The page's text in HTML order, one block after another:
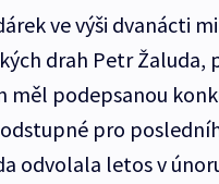
ve výši dvanácti
drah Petr
měl podepsanou
pro
odvolala letos v